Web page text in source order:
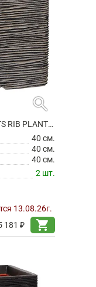
search
КАШПО CAPI ROOTS RIB PLANTER SQUARE ANTHRACITE
40 см.
40 см.
40 см.
2 шт.
13.08.26г.
181 ₽
shopping_cart